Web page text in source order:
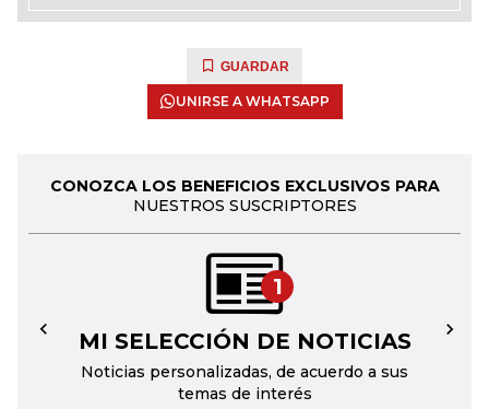
GUARDAR
UNIRSE A WHATSAPP
CONOZCA LOS BENEFICIOS EXCLUSIVOS PARA
NUESTROS SUSCRIPTORES
1
MI SELECCIÓN DE NOTICIAS
Noticias personalizadas, de acuerdo a sus
temas de interés
← →